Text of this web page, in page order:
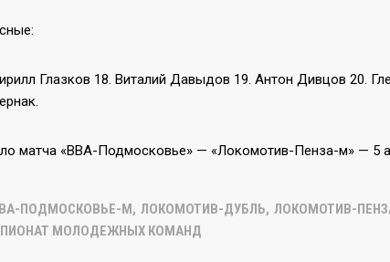
Глазков 18. Виталий Давыдов 19. Антон Дивцов 20.
матча «ВВА-Подмосковье» — «Локомотив-Пенза-м» — 5
ПОДМОСКОВЬЕ-М , ЛОКОМОТИВ-ДУБЛЬ, ЛОКОМОТИВ-
МОЛОДЕЖНЫХ КОМАНД